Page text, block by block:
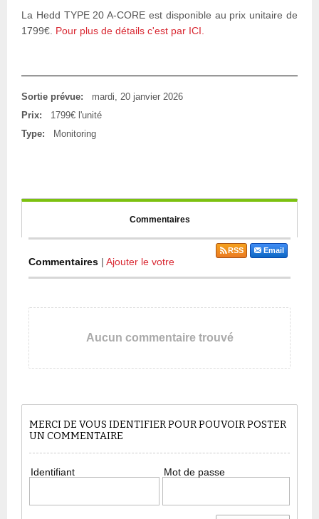
La Hedd TYPE 20 A-CORE est disponible au prix unitaire de
1799€. Pour plus de détails c'est par ICI.
Sortie prévue:
mardi, 20 janvier 2026
Prix:
1799€ l'unité
Type:
Monitoring
Commentaires
Commentaires | Ajouter le votre
Email
RSS
Aucun commentaire trouvé
MERCI DE VOUS IDENTIFIER POUR POUVOIR POSTER
UN COMMENTAIRE
Identifiant Mot de passe